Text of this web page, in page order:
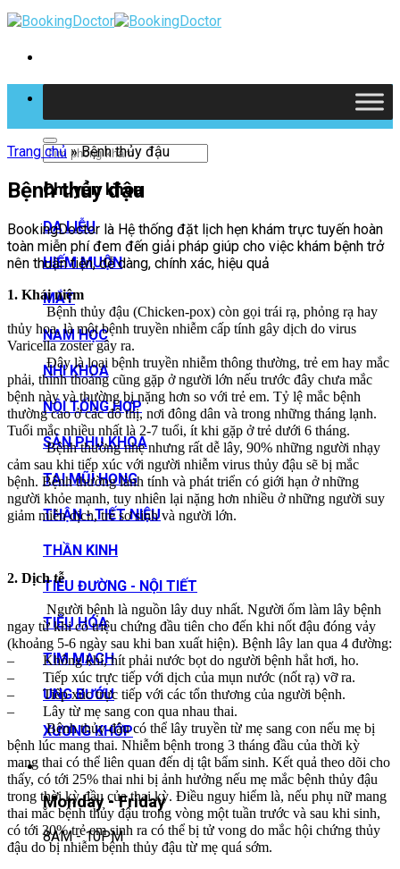
Skip
to
Chuyên khoa
DA LIỄU
HIẾM MUỘN
MẮT
NAM HỌC
NHI KHOA
NỘI TỔNG HỢP
SẢN PHỤ KHOA
TAI MŨI HỌNG
THẬN - TIẾT NIỆU
THẦN KINH
TIỂU ĐƯỜNG - NỘI TIẾT
TIÊU HÓA
TIM MẠCH
UNG BƯỚU
XƯƠNG KHỚP
Monday - Friday
8AM - 10PM
Trang chủ »Bệnh thủy đậu
Bệnh thủy đậu
BookingDoctor là Hệ thống đặt lịch hẹn khám trực tuyến hoàn
toàn miễn phí đem đến giải pháp giúp cho việc khám bệnh trở
nên thuận tiện, dễ dàng, chính xác, hiệu quả
1. Khái niệm
Bệnh thủy đậu (Chicken-pox) còn gọi trái rạ, phỏng rạ hay
thủy hoa, là một bệnh truyền nhiễm cấp tính gây dịch do virus
Varicella zoster gây ra.
Đây là loại bệnh truyền nhiễm thông thường, trẻ em hay mắc
phải, thỉnh thoảng cũng gặp ở người lớn nếu trước đây chưa mắc
bệnh này và thường bị nặng hơn so với trẻ em. Tỷ lệ mắc bệnh
thường cao ở các đô thị, nơi đông dân và trong những tháng lạnh.
Tuổi mắc nhiều nhất là 2-7 tuổi, ít khi gặp ở trẻ dưới 6 tháng.
Bệnh thường nhẹ nhưng rất dễ lây, 90% những người nhạy
cảm sau khi tiếp xúc với người nhiễm virus thủy đậu sẽ bị mắc
bệnh. Bệnh thường lành tính và phát triển có giới hạn ở những
người khỏe mạnh, tuy nhiên lại nặng hơn nhiều ở những người suy
giảm miễn dịch, trẻ sơ sinh và người lớn.
2. Dịch tễ
Người bệnh là nguồn lây duy nhất. Người ốm làm lây bệnh
ngay từ khi có triệu chứng đầu tiên cho đến khi nốt đậu đóng vảy
(khoảng 5-6 ngày sau khi ban xuất hiện). Bệnh lây lan qua 4 đường:
– Không khí, hít phải nước bọt do người bệnh hắt hơi, ho.
– Tiếp xúc trực tiếp với dịch của mụn nước (nốt rạ) vỡ ra.
– Tiếp xúc trực tiếp với các tổn thương của người bệnh.
– Lây từ mẹ sang con qua nhau thai.
Bệnh thủy đậu có thể lây truyền từ mẹ sang con nếu mẹ bị
bệnh lúc mang thai. Nhiễm bệnh trong 3 tháng đầu của thời kỳ
mang thai có thể liên quan đến dị tật bẩm sinh. Kết quả theo dõi cho
thấy, có tới 25% thai nhi bị ảnh hưởng nếu mẹ mắc bệnh thủy đậu
trong thời kỳ đầu của thai kỳ. Điều nguy hiểm là, nếu phụ nữ mang
thai mắc bệnh thủy đậu trong vòng một tuần trước và sau khi sinh,
có tới 30% trẻ em sinh ra có thể bị tử vong do mắc hội chứng thủy
đậu do bị nhiễm bệnh thủy đậu từ mẹ quá sớm.